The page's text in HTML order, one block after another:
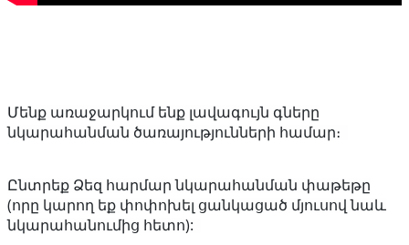
Մենք առաջարկում ենք լավագույն գները
նկարահանման ծառայությունների համար։
Ընտրեք Ձեզ հարմար նկարահանման փաթեթը
(որը կարող եք փոփոխել ցանկացած մյուսով նաև
նկարահանումից հետո):